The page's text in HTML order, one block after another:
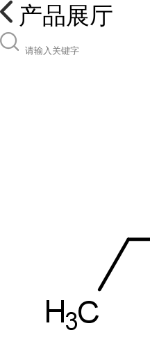
产品展厅